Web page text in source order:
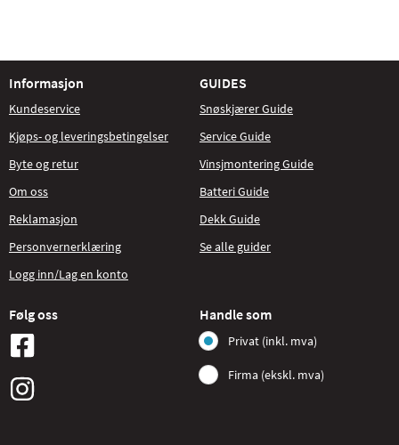
Informasjon
Kundeservice
Kjøps- og leveringsbetingelser
Byte og retur
Om oss
Reklamasjon
Personvernerklæring
Logg inn/Lag en konto
GUIDES
Snøskjærer Guide
Service Guide
Vinsjmontering Guide
Batteri Guide
Dekk Guide
Se alle guider
Følg oss Handle som
Privat (inkl. mva)
Firma (ekskl. mva)